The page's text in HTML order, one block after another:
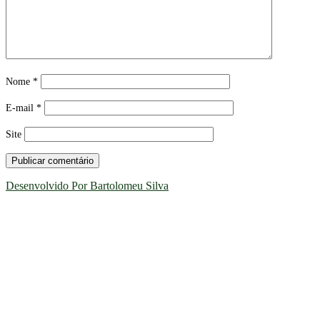
Nome *
E-mail *
Site
Desenvolvido Por Bartolomeu Silva